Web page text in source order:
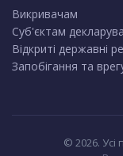
Викривачам
Суб'єктам
Відкриті державні
Запобігання та
© 2026. Усі